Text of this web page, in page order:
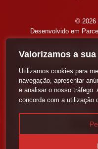
Valorizamos a
Utilizamos cookies para
navegação, apresentar
e analisar o nosso
concorda com a utilização
© 2026
Desenvolvido em
Termos & Condições
Privacidade|Politica
Ginásio Pulse – Pombal
N237 46 3100-899 Pombal
pulsepombal@gmail.com